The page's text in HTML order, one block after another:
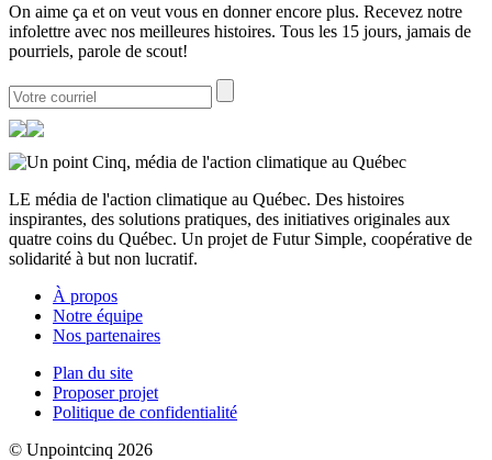
On aime ça et on veut vous en donner encore plus. Recevez notre
infolettre avec nos meilleures histoires. Tous les 15 jours, jamais de
pourriels, parole de scout!
LE média de l'action climatique au Québec. Des histoires
inspirantes, des solutions pratiques, des initiatives originales aux
quatre coins du Québec. Un projet de Futur Simple, coopérative de
solidarité à but non lucratif.
À propos
Notre équipe
Nos partenaires
Plan du site
Proposer projet
Politique de confidentialité
© Unpointcinq 2026